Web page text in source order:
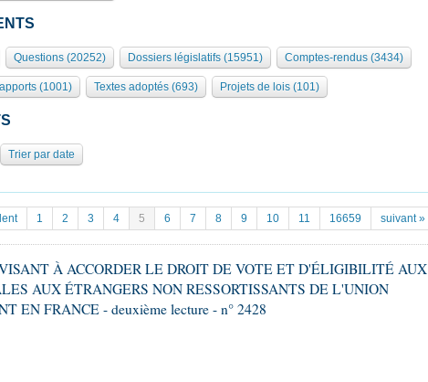
Questions (20252) Dossiers législatifs (15951) Comptes-rendus (3434)
(1001) Textes adoptés (693) Projets de lois (101)
Trier par date
1 2 3 4 5 6 7 8 9 10 11 16659 suivant »
VISANT À ACCORDER LE DROIT DE VOTE ET D'ÉLIGIBILITÉ AUX
AUX ÉTRANGERS NON RESSORTISSANTS DE L'UNION
EN FRANCE - deuxième lecture - n° 2428